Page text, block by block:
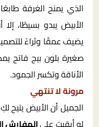
الذي يمنح الغرفة
الأبيض يبدو بسيطًا،
يضيف عمقًا وثراءً
صغيرة بلون بيج فاتح
الأناقة وتكسر الجمود.
مرونة لا تنتهي
الجميل أن الأبيض يتيح